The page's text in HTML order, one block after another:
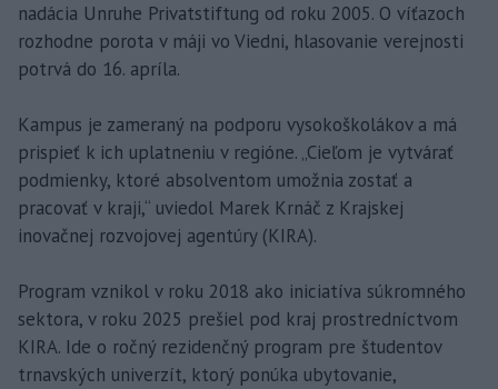
nadácia Unruhe Privatstiftung od roku 2005. O víťazoch
rozhodne porota v máji vo Viedni, hlasovanie verejnosti
potrvá do 16. apríla.
Kampus je zameraný na podporu vysokoškolákov a má
prispieť k ich uplatneniu v regióne. „Cieľom je vytvárať
podmienky, ktoré absolventom umožnia zostať a
pracovať v kraji,“ uviedol Marek Krnáč z Krajskej
inovačnej rozvojovej agentúry (KIRA).
Program vznikol v roku 2018 ako iniciatíva súkromného
sektora, v roku 2025 prešiel pod kraj prostredníctvom
KIRA. Ide o ročný rezidenčný program pre študentov
trnavských univerzít, ktorý ponúka ubytovanie,